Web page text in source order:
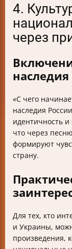
4.
через
«С чего
наследия
идентичность
что через
формируют
страну.
Для тех, кто
и Украины,
произведения,